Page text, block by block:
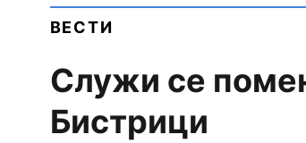
ВЕСТИ
Служи се
Бистрици